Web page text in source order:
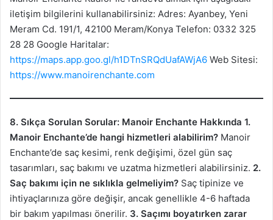
iletişim bilgilerini kullanabilirsiniz: Adres: Ayanbey, Yeni
Meram Cd. 191/1, 42100 Meram/Konya Telefon: 0332 325
28 28 Google Haritalar:
https://maps.app.goo.gl/h1DTnSRQdUafAWjA6 Web Sitesi:
https://www.manoirenchante.com
8. Sıkça Sorulan Sorular: Manoir Enchante Hakkında 1.
Manoir Enchante’de hangi hizmetleri alabilirim? Manoir
Enchante’de saç kesimi, renk değişimi, özel gün saç
tasarımları, saç bakımı ve uzatma hizmetleri alabilirsiniz. 2.
Saç bakımı için ne sıklıkla gelmeliyim? Saç tipinize ve
ihtiyaçlarınıza göre değişir, ancak genellikle 4-6 haftada
bir bakım yapılması önerilir. 3. Saçımı boyatırken zarar